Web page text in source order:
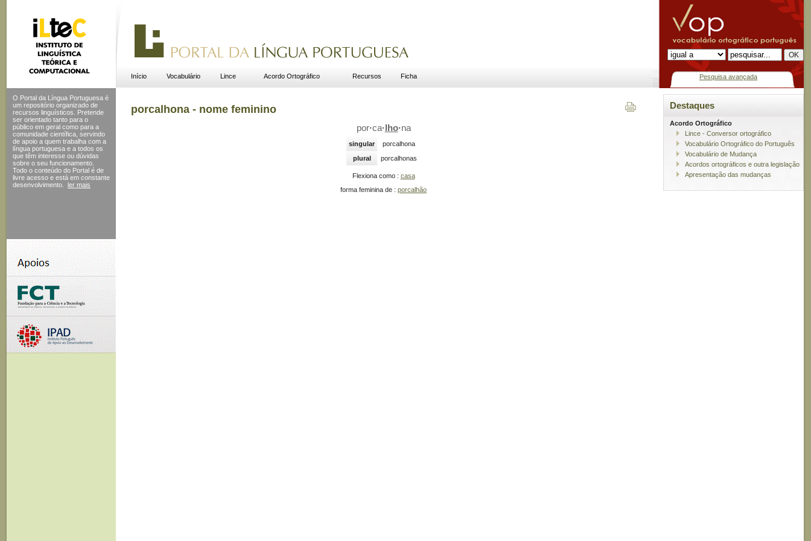
Início Vocabulário Lince Acordo Ortográfico Recursos Ficha Pesquisa avançada
O Portal da Língua Portuguesa é
um repositório organizado de
recursos linguísticos. Pretende
ser orientado tanto para o
público em geral como para a
comunidade científica, servindo
de apoio a quem trabalha com a
língua portuguesa e a todos os
que têm interesse ou dúvidas
sobre o seu funcionamento.
Todo o conteúdo do Portal é de
livre acesso e está em constante
desenvolvimento.
ler mais
porcalhona - nome feminino
por·ca· lho·na
singular
porcalhona
plural
porcalhonas
Flexiona como : casa
forma feminina de : porcalhão
Destaques
Acordo Ortográfico
Lince - Conversor ortográfico
Vocabulário Ortográfico do Português
Vocabulário de Mudança
Acordos ortográficos e outra legislação
Apresentação das mudanças